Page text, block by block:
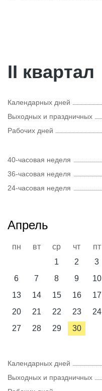
II квартал
Календарных дней
Выходных и праздничных
Рабочих дней
40-часовая неделя
36-часовая неделя
24-часовая неделя
Апрель
пн вт ср чт пт
1
2 3
6
7 8 9 10
13
14 15 16 17
20
21 22 23 24
27
28 29 30
Календарных дней
Выходных и праздничных